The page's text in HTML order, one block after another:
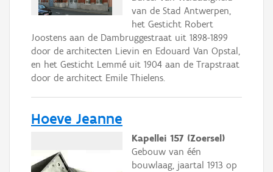
van de Stad Antwerpen,
het Gesticht Robert
Joostens aan de Dambruggestraat uit 1898-1899
door de architecten Lievin en Edouard Van Opstal,
en het Gesticht Lemmé uit 1904 aan de Trapstraat
door de architect Emile Thielens.
Hoeve Jeanne
Kapellei 157 (Zoersel)
Gebouw van één
bouwlaag, jaartal 1913 op